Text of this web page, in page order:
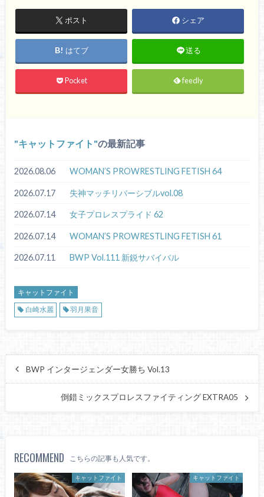
ポスト シェア
はてブ 送る
Pocket feedly
キャットファイト の最新記事
2026.08.06 WOMAN’S PROWRESTLING FETISH 64
2026.07.17 失神マッチリバーシブルvol.08
2026.07.14 女子プロレスプライド 62
2026.07.14 WOMAN’S PROWRESTLING FETISH 61
2026.07.11 BWP Vol.111 新鋭サバイバル
キャットファイト
白崎水麗
羽月果音
BWP インタージェンダー女勝ち Vol.13
倒錯ミックスプロレスファイティング EXTRA05
RECOMMEND こちらの記事も人気です。
キャットファイト キャットファイト